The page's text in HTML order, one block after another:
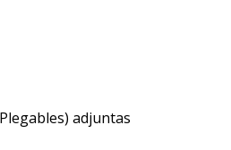
adjuntas